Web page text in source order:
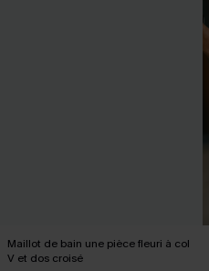
Maillot de bain une pièce fleuri à col
V et dos croisé